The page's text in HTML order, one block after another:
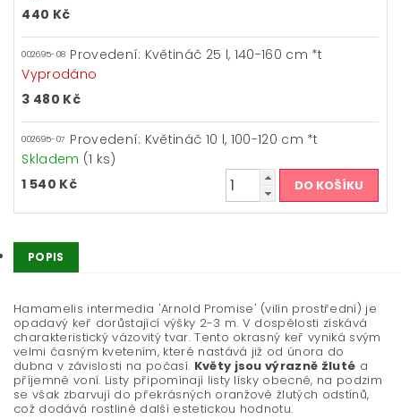
440 Kč
002695-08 Provedení: Květináč 25 l, 140-160 cm *t
Vyprodáno
3 480 Kč
002695-07 Provedení: Květináč 10 l, 100-120 cm *t
Skladem (1 ks)
1 540 Kč
POPIS
Hamamelis intermedia 'Arnold Promise' (vilín prostřední) je
opadavý keř dorůstající výšky 2-3 m. V dospělosti získává
charakteristický vázovitý tvar. Tento okrasný keř vyniká svým
velmi časným kvetením, které nastává již od února do
dubna v závislosti na počasí. Květy jsou výrazně žluté a
příjemně voní. Listy připomínají listy lísky obecné, na podzim
se však zbarvují do překrásných oranžově žlutých odstínů,
což dodává rostlině další estetickou hodnotu.